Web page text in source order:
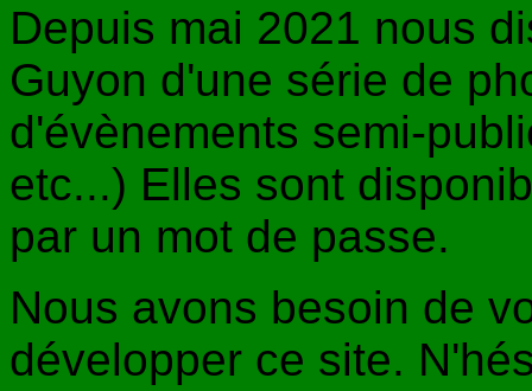
Depuis mai 2021 nous
Guyon d'une série de
d'évènements semi-
etc...) Elles sont
par un mot de passe.
Nous avons besoin de
développer ce site.